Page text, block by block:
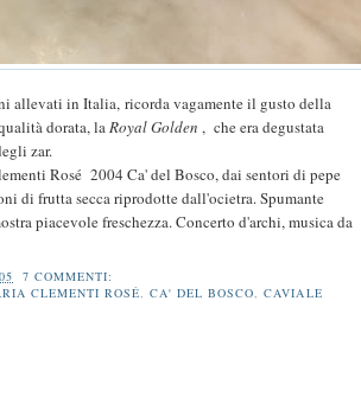
allevati in Italia, ricorda vagamente il gusto della
dorata, la Royal Golden ,che era degustata
zar.
Rosé 2004 Ca' del Bosco, dai sentori di pepe
di frutta secca riprodotte dall'ocietra. Spumante
piacevole freschezza. Concerto d'archi, musica da
7 COMMENTI:
CLEMENTI ROSÉ,CA' DEL BOSCO,CAVIALE